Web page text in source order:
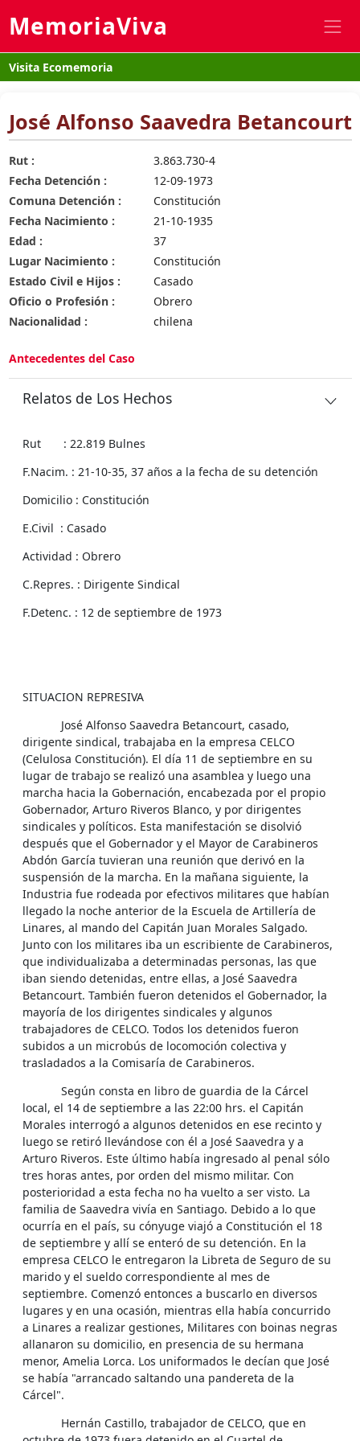
MemoriaViva
Visita Ecomemoria
José Alfonso Saavedra Betancourt
Rut :
3.863.730-4
Fecha Detención :
12-09-1973
Comuna Detención :
Constitución
Fecha Nacimiento :
21-10-1935
Edad :
37
Lugar Nacimiento :
Constitución
Estado Civil e Hijos :
Casado
Oficio o Profesión :
Obrero
Nacionalidad :
chilena
Antecedentes del Caso
Relatos de Los Hechos
Rut : 22.819 Bulnes
F.Nacim. : 21-10-35, 37 años a la fecha de su detención
Domicilio : Constitución
E.Civil : Casado
Actividad : Obrero
C.Repres. : Dirigente Sindical
F.Detenc. : 12 de septiembre de 1973
SITUACION REPRESIVA
José Alfonso Saavedra Betancourt, casado,
dirigente sindical, trabajaba en la empresa CELCO
(Celulosa Constitución). El día 11 de septiembre en su
lugar de trabajo se realizó una asamblea y luego una
marcha hacia la Gobernación, encabezada por el propio
Gobernador, Arturo Riveros Blanco, y por dirigentes
sindicales y políticos. Esta manifestación se disolvió
después que el Gobernador y el Mayor de Carabineros
Abdón García tuvieran una reunión que derivó en la
suspensión de la marcha. En la mañana siguiente, la
Industria fue rodeada por efectivos militares que habían
llegado la noche anterior de la Escuela de Artillería de
Linares, al mando del Capitán Juan Morales Salgado.
Junto con los militares iba un escribiente de Carabineros,
que individualizaba a determinadas personas, las que
iban siendo detenidas, entre ellas, a José Saavedra
Betancourt. También fueron detenidos el Gobernador, la
mayoría de los dirigentes sindicales y algunos
trabajadores de CELCO. Todos los detenidos fueron
subidos a un microbús de locomoción colectiva y
trasladados a la Comisaría de Carabineros.
Según consta en libro de guardia de la Cárcel
local, el 14 de septiembre a las 22:00 hrs. el Capitán
Morales interrogó a algunos detenidos en ese recinto y
luego se retiró llevándose con él a José Saavedra y a
Arturo Riveros. Este último había ingresado al penal sólo
tres horas antes, por orden del mismo militar. Con
posterioridad a esta fecha no ha vuelto a ser visto. La
familia de Saavedra vivía en Santiago. Debido a lo que
ocurría en el país, su cónyuge viajó a Constitución el 18
de septiembre y allí se enteró de su detención. En la
empresa CELCO le entregaron la Libreta de Seguro de su
marido y el sueldo correspondiente al mes de
septiembre. Comenzó entonces a buscarlo en diversos
lugares y en una ocasión, mientras ella había concurrido
a Linares a realizar gestiones, Militares con boinas negras
allanaron su domicilio, en presencia de su hermana
menor, Amelia Lorca. Los uniformados le decían que José
se había "arrancado saltando una pandereta de la
Cárcel".
Hernán Castillo, trabajador de CELCO, que en